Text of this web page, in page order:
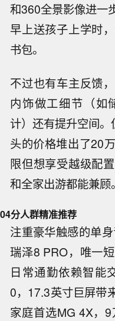
和360全景影像进一
早上送孩子上学时
书包。
不过也有车主反馈
内饰做工细节（如
计）还有提升空间
头的价格堆出了20
限但想享受越级配
和全家出游都能兼顾。
04分人群精准推荐
注重豪华触感的单
瑞泽8 PRO，唯一
日常通勤依赖智能
0，17.3英寸巨屏带
家庭首选MG 4X，